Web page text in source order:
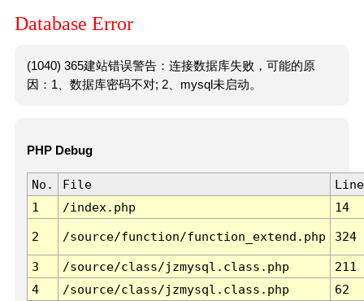
Database Error
(1040) 365建站错误警告：连接数据库失败，可能的原
因：1、数据库密码不对; 2、mysql未启动。
PHP Debug
No. File
Line
1
/index.php 14
2 /source/function/function_extend.php 324
3 /source/class/jzmysql.class.php
211
4
/source/class/jzmysql.class.php
62